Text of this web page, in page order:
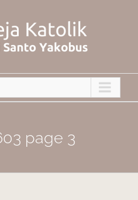
page 3